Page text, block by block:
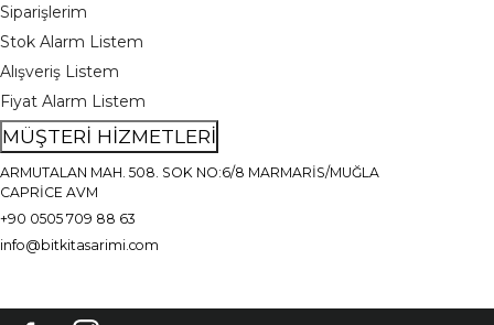
Siparişlerim
Stok Alarm Listem
Alışveriş Listem
Fiyat Alarm Listem
MÜŞTERİ HİZMETLERİ
ARMUTALAN MAH. 508. SOK NO:6/8 MARMARİS/MUĞLA
CAPRİCE AVM
+90 0505 709 88 63
info@bitkitasarimi.com